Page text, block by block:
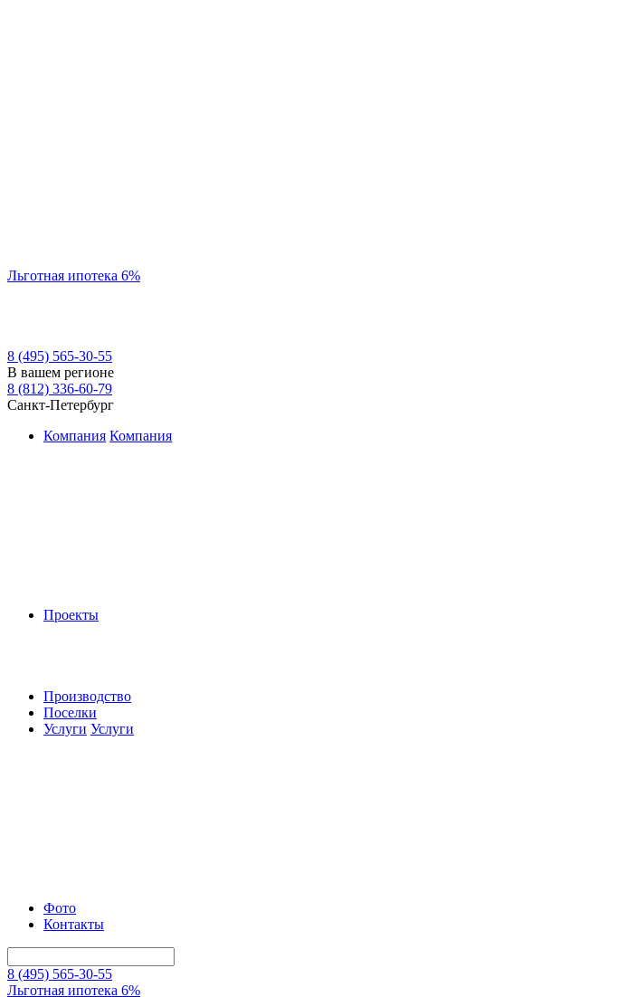
Льготная ипотека 6%
8 (495) 565-30-55
В вашем регионе
8 (812) 336-60-79
Санкт-Петербург
Компания Компания
Проекты
Производство
Поселки
Услуги Услуги
Фото
Контакты
8 (495) 565-30-55
Льготная ипотека 6%